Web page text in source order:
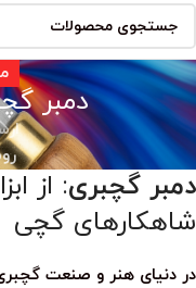
دمبر
دمبر گچبری: از
شاهکارهای گچی
در دنیای هنر و صنعت